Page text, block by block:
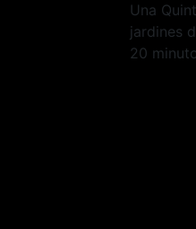
Una
jardines
20